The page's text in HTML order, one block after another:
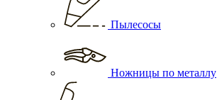
Пылесосы
Ножницы по металлу